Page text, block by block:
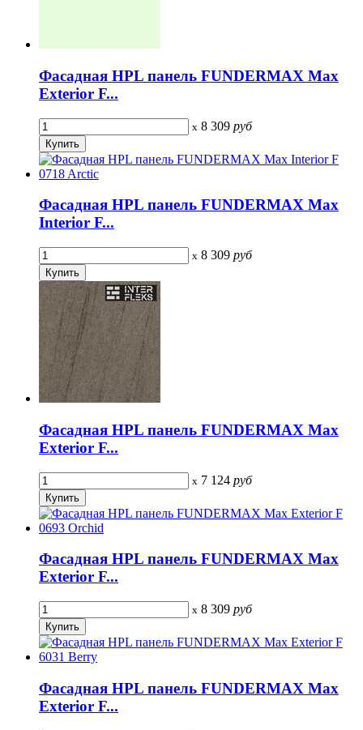
Фасадная HPL панель FUNDERMAX Max
Exterior F...
x 8 309 руб
Фасадная HPL панель FUNDERMAX Max
Interior F...
x 8 309 руб
Фасадная HPL панель FUNDERMAX Max
Exterior F...
x 7 124 руб
Фасадная HPL панель FUNDERMAX Max
Exterior F...
x 8 309 руб
Фасадная HPL панель FUNDERMAX Max
Exterior F...